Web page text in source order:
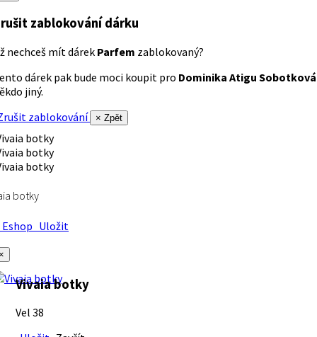
zablokování dárku
nechceš mít dárek Parfem zablokovaný?
dárek pak bude moci koupit pro Dominika Atigu Sobotková
jiný.
zablokování
× Zpět
botky
Uložit
Vivaia botky
Vel 38